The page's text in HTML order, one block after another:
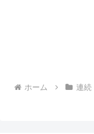
ホーム 連続